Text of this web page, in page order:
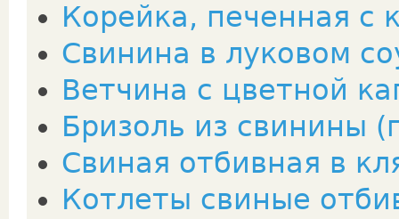
Корейка, печенная с
Свинина в луковом
Ветчина с цветной
Бризоль из свинины
Свиная отбивная в
Котлеты свиные